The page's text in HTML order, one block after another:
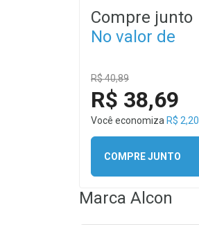
Compre junto
No valor de
R$ 40,89
R$ 38,69
Você economiza R$ 2,20
COMPRE JUNTO
Marca Alcon